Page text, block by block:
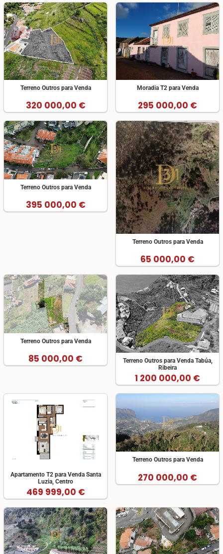
Terreno Outros para Venda
320 000,00 €
Moradia T2 para Venda
295 000,00 €
Terreno Outros para Venda
395 000,00 €
Terreno Outros para Venda
65 000,00 €
Terreno Outros para Venda
85 000,00 €
Terreno Outros para Venda Tabúa,
Ribeira
1 200 000,00 €
Apartamento T2 para Venda Santa
Luzia, Centro
469 999,00 €
Terreno Outros para Venda
270 000,00 €